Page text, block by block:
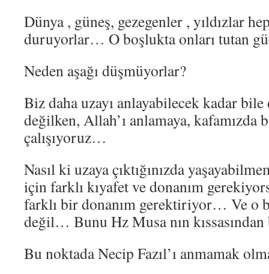
Dünya , güneş, gezegenler , yıldızlar
duruyorlar… O boşlukta onları tutan
Neden aşağı düşmüyorlar?
Biz daha uzayı anlayabilecek kadar bile
değilken, Allah’ı anlamaya, kafamızda
çalışıyoruz…
Nasıl ki uzaya çıktığınızda
için farklı kıyafet ve donanım
farklı bir donanım gerektiriyor… Ve o
değil… Bunu Hz Musa nın
Bu noktada Necip Fazıl’ı anmamak